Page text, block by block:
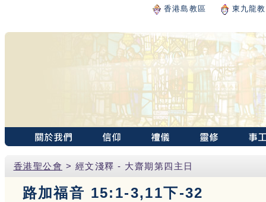
香港島教區 東九龍
香港聖公會 > 經文淺釋 - 大齋期第四主日
路加福音 15:1-3,11下-32